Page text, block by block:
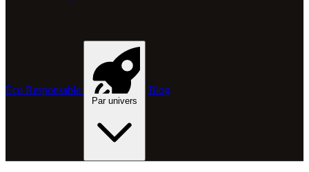
Éco Responsable
Par univers
Blog